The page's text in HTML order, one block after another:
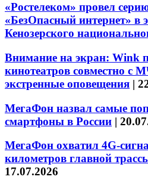
«Ростелеком» провел
«БезОпасный интернет» в
Кенозерского
Внимание на экран: Wink
кинотеатров совместно с
экстренные оповещения |
МегаФон назвал самые
смартфоны в России |
МегаФон охватил 4G-
километров главной
17.07.2026